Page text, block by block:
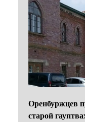
Оренбуржцев
старой